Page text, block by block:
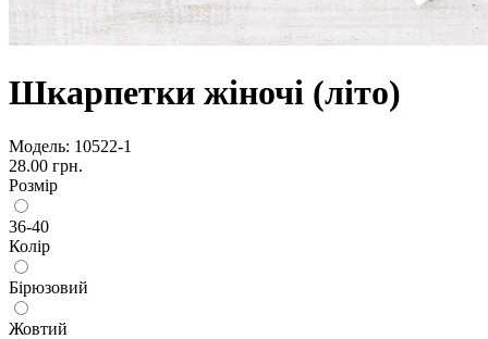
Шкарпетки жіночі (літо)
Модель: 10522-1
28.00 грн.
Розмір
36-40
Колір
Бірюзовий
Жовтий